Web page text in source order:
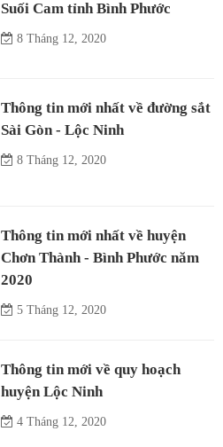
Suối Cam tỉnh Bình Phước
8 Tháng 12, 2020
Thông tin mới nhất về đường sắt
Sài Gòn - Lộc Ninh
8 Tháng 12, 2020
Thông tin mới nhất về huyện
Chơn Thành - Bình Phước năm
2020
5 Tháng 12, 2020
Thông tin mới về quy hoạch
huyện Lộc Ninh
4 Tháng 12, 2020